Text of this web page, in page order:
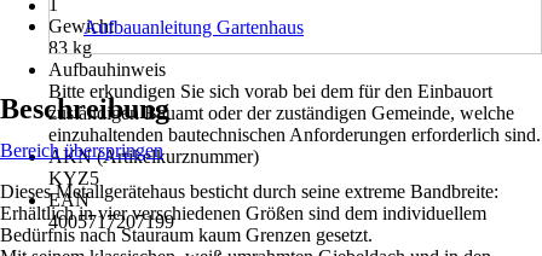
Gewicht
83 kg
Aufbauhinweis
Bitte erkundigen Sie sich vorab bei dem für den Einbauort
zuständigen Bauamt oder der zuständigen Gemeinde, welche
einzuhaltenden bautechnischen Anforderungen erforderlich sind.
AKN (Artikelkurznummer)
KYZ5
EAN
4005717207199
Aufbauanleitung Gartenhaus
Beschreibung
Bereich überspringen
Dieses Metallgerätehaus besticht durch seine extreme Bandbreite:
Erhältlich in vier verschiedenen Größen sind dem individuellem
Bedürfnis nach Stauraum kaum Grenzen gesetzt.